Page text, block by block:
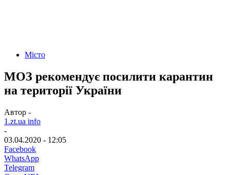
Місто
МОЗ рекомендує посилити карантин
на території України
Автор -
1.zt.ua info
-
03.04.2020 - 12:05
Facebook
WhatsApp
Telegram